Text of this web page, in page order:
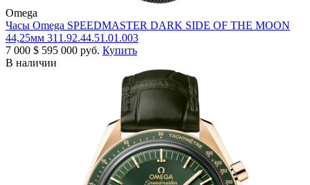
Omega
Часы Omega SPEEDMASTER DARK SIDE OF THE MOON
44,25мм 311.92.44.51.01.003
7 000 $ 595 000 руб. Купить
В наличии